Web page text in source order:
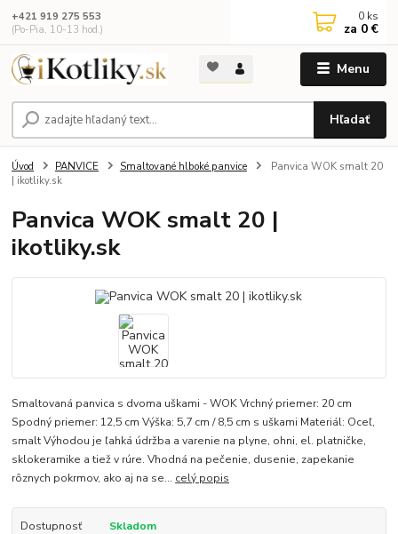
Menu
Hľadať
+421 919 275 553
(Po-Pia, 10-13 hod.)
0 ks
za 0 €
Úvod PANVICE Smaltované hlboké panvice
Panvica WOK smalt 20
| ikotliky.sk
Panvica WOK smalt 20 |
ikotliky.sk
Smaltovaná panvica s dvoma uškami - WOK Vrchný priemer: 20 cm
Spodný priemer: 12,5 cm Výška: 5,7 cm / 8,5 cm s uškami Materiál: Oceľ,
smalt Výhodou je ľahká údržba a varenie na plyne, ohni, el. platničke,
sklokeramike a tiež v rúre. Vhodná na pečenie, dusenie, zapekanie
rôznych pokrmov, ako aj na se... celý popis
Dostupnosť Skladom